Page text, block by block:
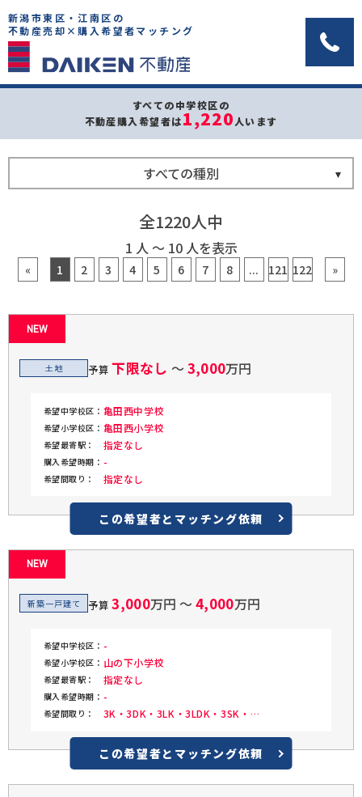
新潟市東区・江南区の
不動産売却×購入希望者マッチング
すべての中学校区の
不動産購入希望者は1,220人います
すべての種別
全1220人中
1 人 ～ 10 人を表示
« 1 2 3 4 5 6 7 8 ... 121 122 »
NEW
土地 予算 下限なし 〜 3,000万円
希望中学校区： 亀田西中学校
希望小学校区： 亀田西小学校
希望最寄駅： 指定なし
購入希望時期： -
希望間取り： 指定なし
この希望者と マッチング依頼
NEW
新築一戸建て 予算 3,000万円 〜 4,000万円
希望中学校区： -
希望小学校区： 山の下小学校
希望最寄駅： 指定なし
購入希望時期： -
希望間取り： 3K・3DK・3LK・3LDK・3SK・
5SK・5SDK・5SLK・5SLDK・その
他
この希望者と マッチング依頼